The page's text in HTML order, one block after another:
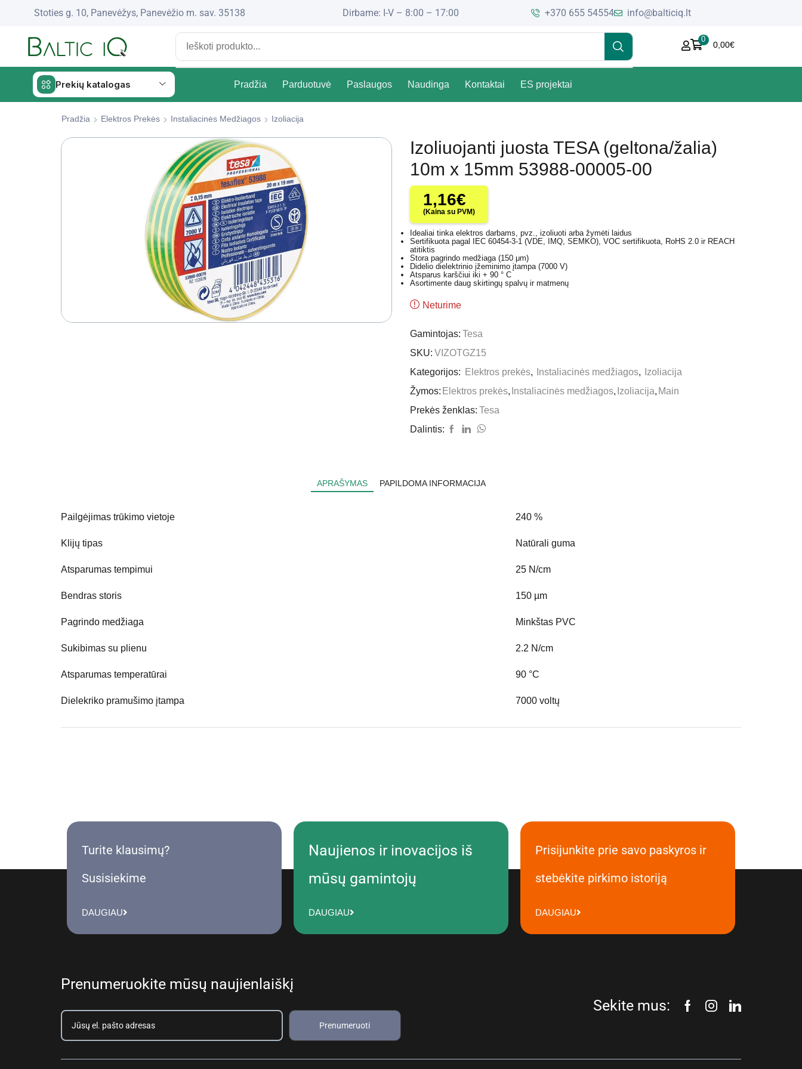
Stoties g. 10, Panevėžys, Panevėžio m. sav. 35138 Dirbame: I-V – 8:00 – 17:00 +370 655 54554 info@balticiq.lt
0
0,00€
Prekių katalogas Pradžia Parduotuvė Paslaugos Naudinga Kontaktai ES projektai
Pradžia Elektros Prekės Instaliacinės Medžiagos Izoliacija
Izoliuojanti juosta TESA (geltona/žalia)
10m x 15mm 53988-00005-00
1,16€
(Kaina su PVM)
Idealiai tinka elektros darbams, pvz., izoliuoti arba žymėti laidus
Sertifikuota pagal IEC 60454-3-1 (VDE, IMQ, SEMKO), VOC sertifikuota, RoHS 2.0 ir REACH
atitiktis
Stora pagrindo medžiaga (150 μm)
Didelio dielektrinio įžeminimo įtampa (7000 V)
Atsparus karščiui iki + 90 ° C
Asortimente daug skirtingų spalvų ir matmenų
Neturime
Gamintojas: Tesa
SKU: VIZOTGZ15
Kategorijos:
Elektros prekės, Instaliacinės medžiagos,
Izoliacija
Žymos: Elektros prekės, Instaliacinės medžiagos, Izoliacija, Main
Prekės ženklas: Tesa
Dalintis:
APRAŠYMAS PAPILDOMA INFORMACIJA
Pailgėjimas trūkimo vietoje 240 %
Klijų tipas Natūrali guma
Atsparumas tempimui 25 N/cm
Bendras storis 150 µm
Pagrindo medžiaga Minkštas PVC
Sukibimas su plienu 2.2 N/cm
Atsparumas temperatūrai 90 °C
Dielekriko pramušimo įtampa 7000 voltų
Turite klausimų?
Susisiekime
DAUGIAU
Naujienos ir inovacijos iš
mūsų gamintojų
DAUGIAU
Prisijunkite prie savo paskyros ir
stebėkite pirkimo istoriją
DAUGIAU
Prenumeruokite mūsų naujienlaiškį
Prenumeruoti
Sekite mus: